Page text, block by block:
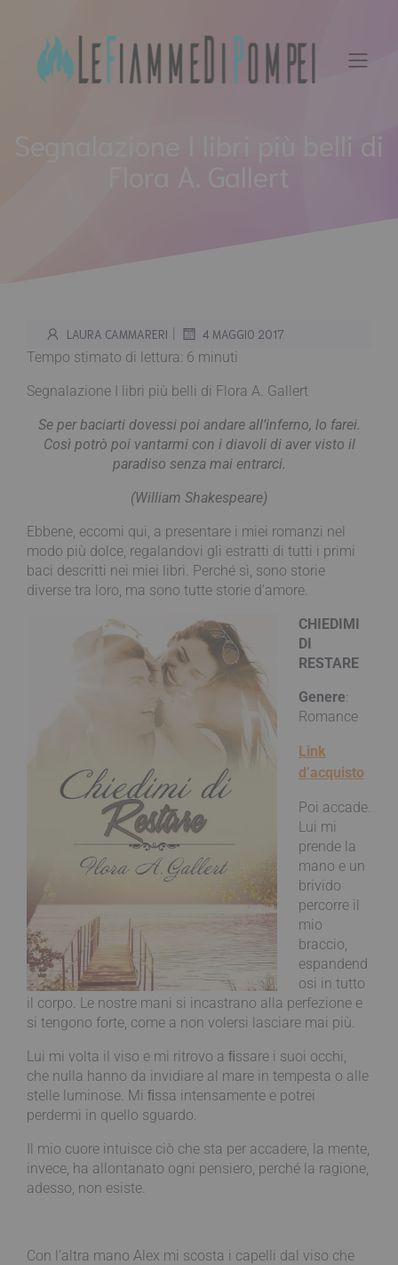
contenuto
Segnalazione I libri più belli di
LAURA CAMMARERI | 4 MAGGIO 2017
Tempo stimato di lettura: 6 minuti
Segnalazione I libri più belli di Flora A. Gallert
Se per baciarti dovessi poi andare all’inferno, lo farei.
Così potrò poi vantarmi con i diavoli di aver visto il
paradiso senza mai entrarci.
(William Shakespeare)
Ebbene, eccomi qui, a presentare i miei romanzi nel
modo più dolce, regalandovi gli estratti di tutti i primi
baci descritti nei miei libri. Perché sì, sono storie
diverse tra loro, ma sono tutte storie d’amore.
CHIEDIMI
DI
RESTARE
Genere:
Romance
Link
d’acquisto
Poi accade.
Lui mi
prende la
mano e un
brivido
percorre il
mio
braccio,
espandend
osi in tutto
il corpo. Le nostre mani si incastrano alla perfezione e
si tengono forte, come a non volersi lasciare mai più.
Lui mi volta il viso e mi ritrovo a ﬁssare i suoi occhi,
che nulla hanno da invidiare al mare in tempesta o alle
stelle luminose. Mi ﬁssa intensamente e potrei
perdermi in quello sguardo.
Il mio cuore intuisce ciò che sta per accadere, la mente,
invece, ha allontanato ogni pensiero, perché la ragione,
adesso, non esiste.
Con l’altra mano Alex mi scosta i capelli dal viso che